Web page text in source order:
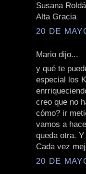
Susana
Alta Gracia
20 DE
Mario dijo...
y qué te
especial los
creo que no
cómo? ir
vamos a
queda otra.
Cada vez
20 DE